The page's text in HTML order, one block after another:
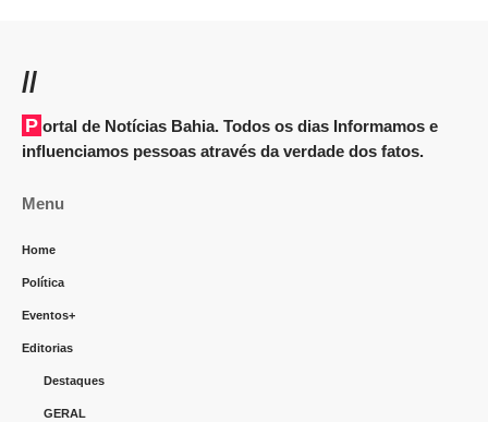
//
Portal de Notícias Bahia. Todos os dias Informamos e
influenciamos pessoas através da verdade dos fatos.
Menu
Home
Política
Eventos+
Editorias
Destaques
GERAL